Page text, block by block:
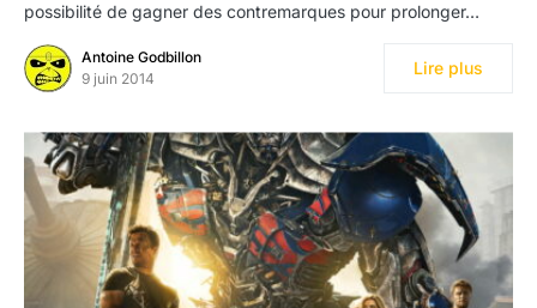
possibilité de gagner des contremarques pour prolonger…
Antoine Godbillon
9 juin 2014
Lire plus